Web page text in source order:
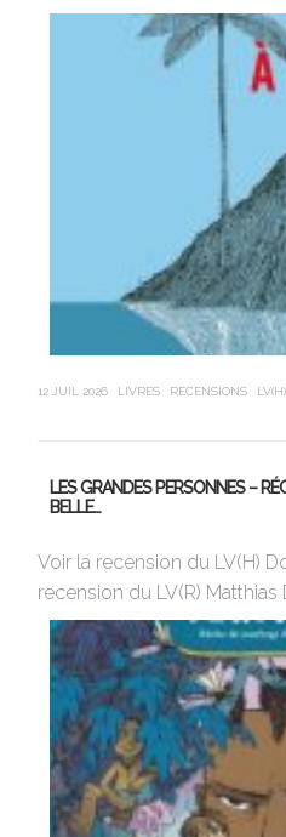
12 JUIL 2026 LIVRES RECENSIONS
LES GRANDES PERSONNES –
BELLE…
Voir la recension du LV(H)
recension du LV(R) Matthias